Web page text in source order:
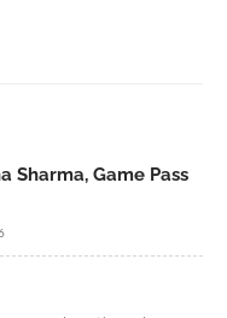
Sharma, Game Pass